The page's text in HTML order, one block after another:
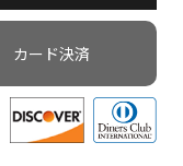
カード決済